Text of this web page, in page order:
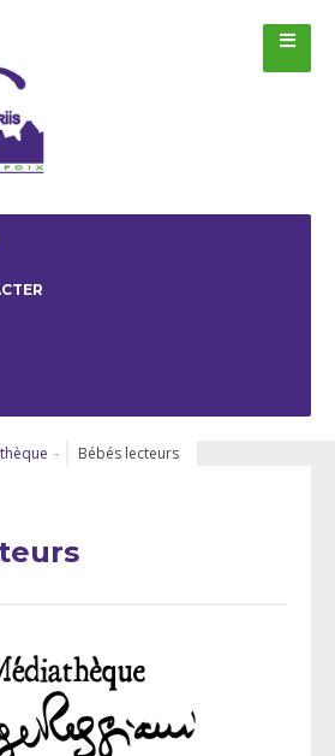
Bébés lecteurs